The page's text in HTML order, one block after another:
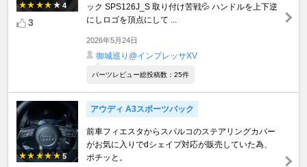
4
3
ック SPS126J_S 取り付け苦戦💦 ハンドルを上下逆
にしロゴを頂点にして ...
2026年5月24日
御城巡り@インプレッサXV
パーツレビュー総投稿数：25件
5
アウディ A3スポーツバック
前車フィエスタからスパルコのステアリングカバー
がお気に入りでdシェイプ対応が販売していた為、
ポチッと。